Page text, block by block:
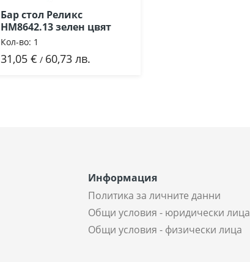
Бар стол Реликс
HM8642.13 зелен цвят
Кол-во: 1
31,05 € / 60,73 лв.
Добави
Информация
Политика за личните данни
Общи условия - юридически лица
Общи условия - физически лица